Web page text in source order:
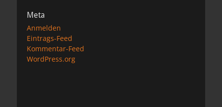
Meta
Anmelden
Eintrags-Feed
Kommentar-Feed
WordPress.org